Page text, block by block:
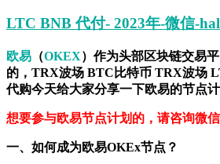
LTC BNB 代付- 2023年-微信-
欧易 （OKEX）作为头部区块链交易
的，TRX波场 BTC比特币 TRX波场
代购今天给大家分享一下欧易的节点计
想要参与欧易节点计划的，请咨询微信
一、如何成为欧易OKEx节点？